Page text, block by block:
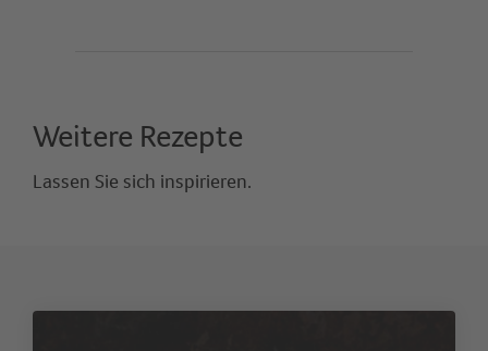
Weitere Rezepte
Lassen Sie sich inspirieren.